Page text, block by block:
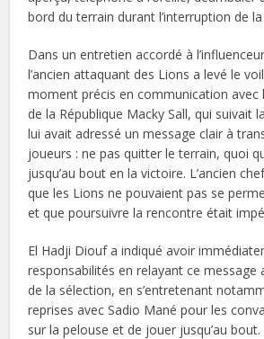
bord du terrain durant l’interruption de
Dans un entretien accordé à
l’ancien attaquant des Lions a levé le
moment précis en communication avec
de la République Macky Sall, qui suivait
lui avait adressé un message clair à
joueurs : ne pas quitter le terrain, quoi
jusqu’au bout en la victoire. L’ancien
que les Lions ne pouvaient pas se
et que poursuivre la rencontre était
El Hadji Diouf a indiqué avoir
responsabilités en relayant ce message
de la sélection, en s’entretenant
reprises avec Sadio Mané pour les
sur la pelouse et de jouer jusqu’au bout.